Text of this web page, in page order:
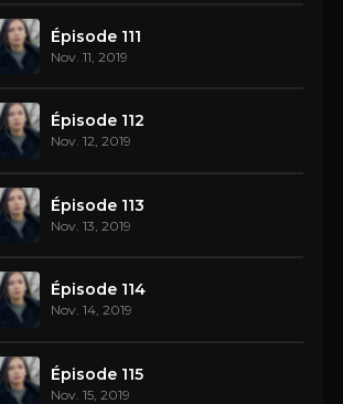
Épisode 111
Nov. 11, 2019
Épisode 112
Nov. 12, 2019
Épisode 113
Nov. 13, 2019
Épisode 114
Nov. 14, 2019
Épisode 115
Nov. 15, 2019